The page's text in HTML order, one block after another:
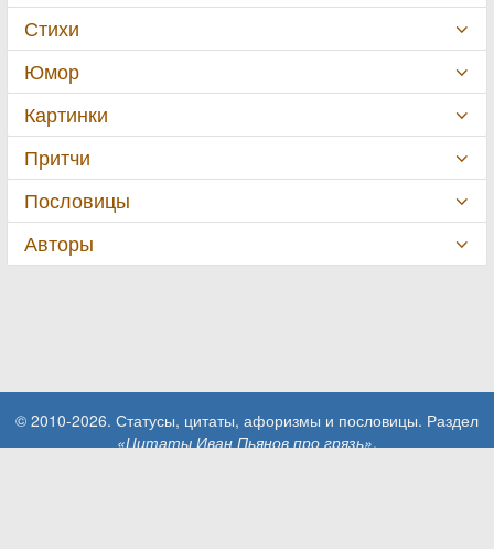
Стихи
Юмор
Картинки
Притчи
Пословицы
Авторы
© 2010-2026. Статусы, цитаты, афоризмы и пословицы. Раздел
«Цитаты Иван Пьянов про грязь».